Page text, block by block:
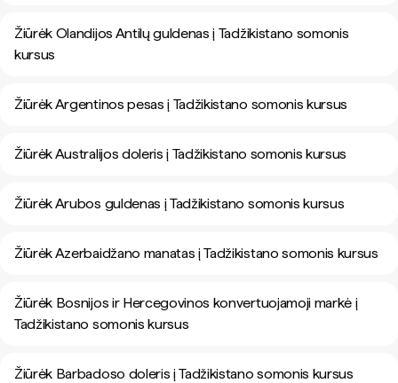
Žiūrėk Olandijos Antilų guldenas į Tadžikistano somonis
kursus
Žiūrėk Argentinos pesas į Tadžikistano somonis kursus
Žiūrėk Australijos doleris į Tadžikistano somonis kursus
Žiūrėk Arubos guldenas į Tadžikistano somonis kursus
Žiūrėk Azerbaidžano manatas į Tadžikistano somonis kursus
Žiūrėk Bosnijos ir Hercegovinos konvertuojamoji markė į
Tadžikistano somonis kursus
Žiūrėk Barbadoso doleris į Tadžikistano somonis kursus